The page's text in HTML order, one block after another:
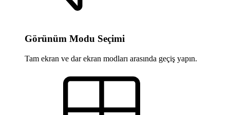
Görünüm Modu Seçimi
Tam ekran ve dar ekran modları arasında geçiş yapın.